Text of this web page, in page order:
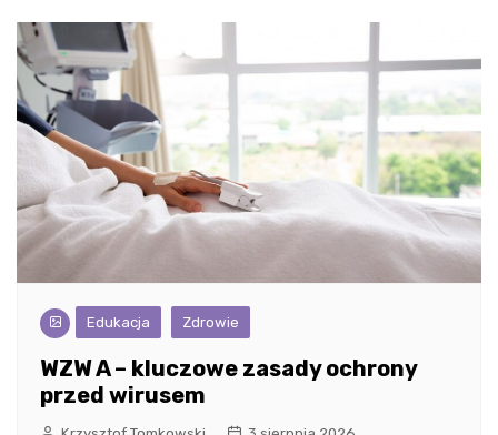
Edukacja Zdrowie
WZW A – kluczowe zasady ochrony
przed wirusem